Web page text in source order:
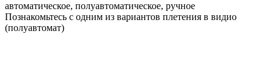
автоматическое, полуавтоматическое, ручное
Познакомьтесь с одним из вариантов плетения в видио
(полуавтомат)